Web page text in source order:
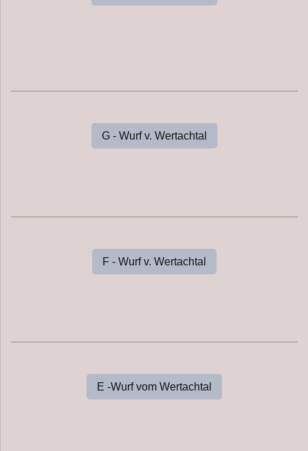
G - Wurf v. Wertachtal
F - Wurf v. Wertachtal
E -Wurf vom Wertachtal